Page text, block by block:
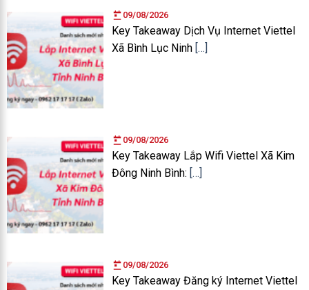
09/08/2026
Key Takeaway Dịch Vụ Internet Viettel
Xã Bình Lục Ninh […]
09/08/2026
Key Takeaway Lắp Wifi Viettel Xã Kim
Đông Ninh Bình: […]
09/08/2026
Key Takeaway Đăng ký Internet Viettel